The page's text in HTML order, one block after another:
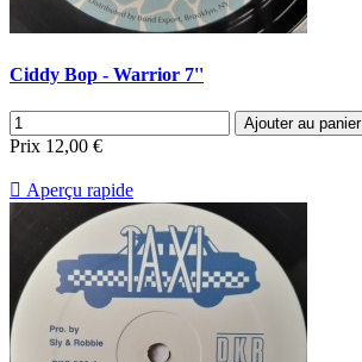
Ciddy Bop - Warrior 7''
Ajouter au panier
Prix 12,00 €
 Aperçu rapide